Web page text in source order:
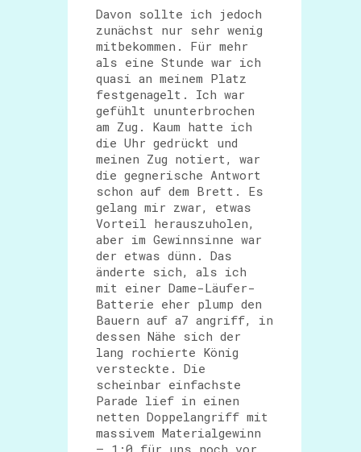
Davon sollte ich jedoch
zunächst nur sehr wenig
mitbekommen. Für mehr
als eine Stunde war ich
quasi an meinem Platz
festgenagelt. Ich war
gefühlt ununterbrochen
am Zug. Kaum hatte ich
die Uhr gedrückt und
meinen Zug notiert, war
die gegnerische Antwort
schon auf dem Brett. Es
gelang mir zwar, etwas
Vorteil herauszuholen,
aber im Gewinnsinne war
der etwas dünn. Das
änderte sich, als ich
mit einer Dame-Läufer-
Batterie eher plump den
Bauern auf a7 angriff, in
dessen Nähe sich der
lang rochierte König
versteckte. Die
scheinbar einfachste
Parade lief in einen
netten Doppelangriff mit
massivem Materialgewinn
– 1:0 für uns noch vor